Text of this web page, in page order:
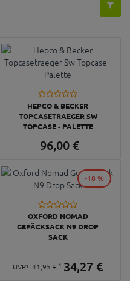
HEPCO & BECKER
TOPCASETRAEGER SW
TOPCASE - PALETTE
96,00€
OXFORD NOMAD
GEPÄCKSACK N9 DROP
SACK
UVP¹: 41, 95 € 1 34,27€
-18 %